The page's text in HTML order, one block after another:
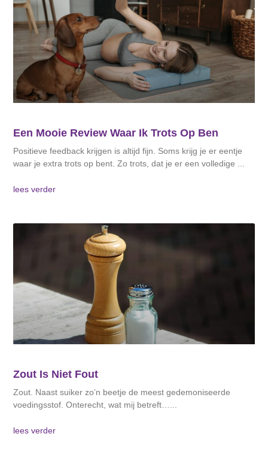
Een Mooie Review Waar Ik Trots Op Ben
Positieve feedback krijgen is altijd fijn. Soms krijg je er eentje
waar je extra trots op bent. Zo trots, dat je er een volledige
lees verder
Zout Is Niet Fout
Zout. Naast suiker zo’n beetje de meest gedemoniseerde
voedingsstof. Onterecht, wat mij betreft…
lees verder